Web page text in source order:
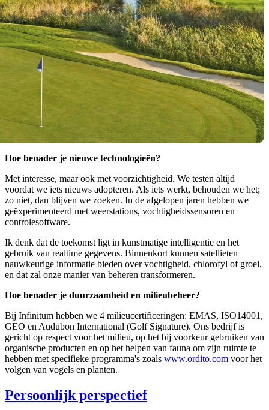
Hoe benader je nieuwe technologieën?
Met interesse, maar ook met voorzichtigheid. We testen altijd
voordat we iets nieuws adopteren. Als iets werkt, behouden we het;
zo niet, dan blijven we zoeken. In de afgelopen jaren hebben we
geëxperimenteerd met weerstations, vochtigheidssensoren en
controlesoftware.
Ik denk dat de toekomst ligt in kunstmatige intelligentie en het
gebruik van realtime gegevens. Binnenkort kunnen satellieten
nauwkeurige informatie bieden over vochtigheid, chlorofyl of groei,
en dat zal onze manier van beheren transformeren.
Hoe benader je duurzaamheid en milieubeheer?
Bij Infinitum hebben we 4 milieucertificeringen: EMAS, ISO14001,
GEO en Audubon International (Golf Signature). Ons bedrijf is
gericht op respect voor het milieu, op het bij voorkeur gebruiken van
organische producten en op het helpen van fauna om zijn ruimte te
hebben met specifieke programma's zoals www.ordito.com voor het
volgen van vogels en planten.
Persoonlijk perspectief